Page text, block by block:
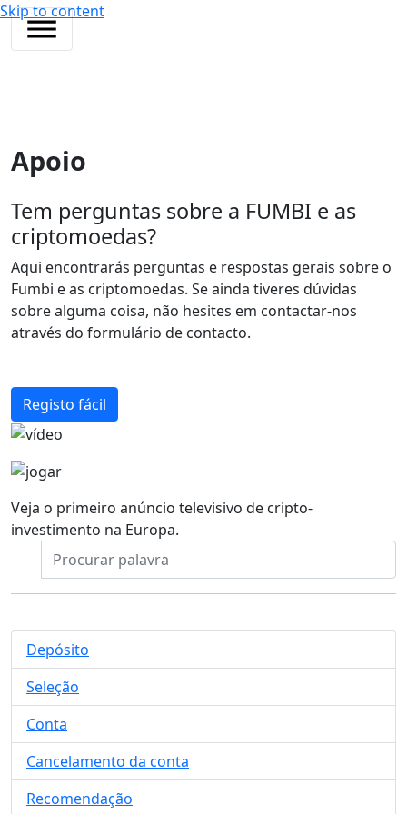
Skip to content
Apoio
Tem perguntas sobre a FUMBI e as
criptomoedas?
Aqui encontrarás perguntas e respostas gerais sobre o
Fumbi e as criptomoedas. Se ainda tiveres dúvidas
sobre alguma coisa, não hesites em contactar-nos
através do formulário de contacto.
Registo fácil
Veja o primeiro anúncio televisivo de cripto-
investimento na Europa.
Depósito
Seleção
Conta
Cancelamento da conta
Recomendação